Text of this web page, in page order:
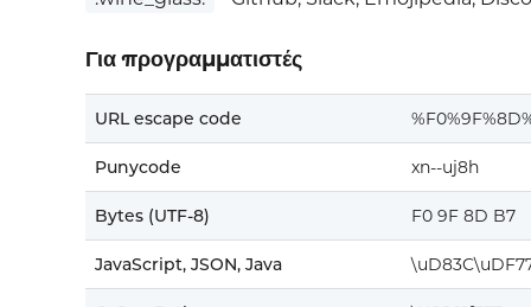
Για προγραμματιστές
URL escape code
Punycode xn--uj8h
Bytes (UTF-8) F0 9F 8D B7
JavaScript, JSON, Java